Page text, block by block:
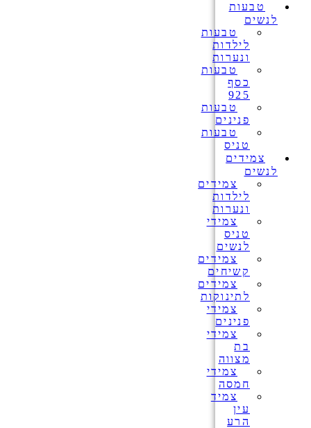
טבעות
לנשים
טבעות
לילדות
ונערות
טבעות
כסף
925
טבעות
פנינים
טבעות
טניס
צמידים
לנשים
צמידים
לילדות
ונערות
צמידי
טניס
לנשים
צמידים
קשיחים
צמידים
לתינוקות
צמידי
פנינים
צמידי
בת
מצווה
צמידי
חמסה
צמיד
עין
הרע